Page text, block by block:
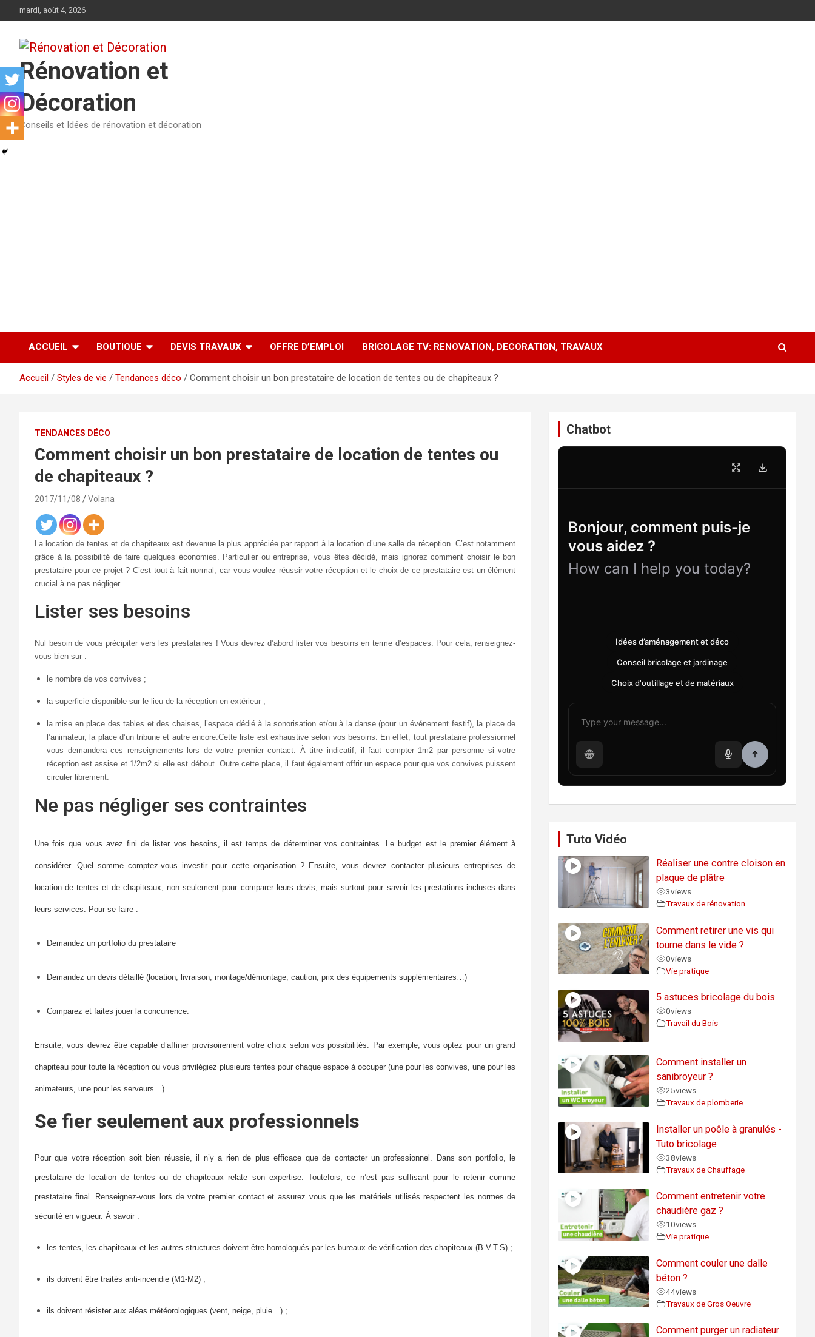
au
mardi, août 4, 2026
Rénovation et
Décoration
Conseils et Idées de rénovation et décoration
ACCUEIL BOUTIQUE DEVIS TRAVAUX OFFRE D’EMPLOI BRICOLAGE TV: RENOVATION, DECORATION, TRAVAUX
Accueil Styles de vie Tendances déco Comment choisir un bon prestataire de location de tentes ou de chapiteaux ?
TENDANCES DÉCO
Comment choisir un bon prestataire de location de tentes ou
de chapiteaux ?
2017/11/08 Volana
La location de tentes et de chapiteaux est devenue la plus appréciée par rapport à la location d’une salle de réception. C’est notamment
grâce à la possibilité de faire quelques économies. Particulier ou entreprise, vous êtes décidé, mais ignorez comment choisir le bon
prestataire pour ce projet ? C’est tout à fait normal, car vous voulez réussir votre réception et le choix de ce prestataire est un élément
crucial à ne pas négliger.
Lister ses besoins
Nul besoin de vous précipiter vers les prestataires ! Vous devrez d’abord lister vos besoins en terme d’espaces. Pour cela, renseignez-
vous bien sur :
le nombre de vos convives ;
la superficie disponible sur le lieu de la réception en extérieur ;
la mise en place des tables et des chaises, l’espace dédié à la sonorisation et/ou à la danse (pour un événement festif), la place de
l’animateur, la place d’un tribune et autre encore.Cette liste est exhaustive selon vos besoins. En effet, tout prestataire professionnel
vous demandera ces renseignements lors de votre premier contact. À titre indicatif, il faut compter 1m2 par personne si votre
réception est assise et 1/2m2 si elle est débout. Outre cette place, il faut également offrir un espace pour que vos convives puissent
circuler librement.
Ne pas négliger ses contraintes
Une fois que vous avez fini de lister vos besoins, il est temps de déterminer vos contraintes. Le budget est le premier élément à
considérer. Quel somme comptez-vous investir pour cette organisation ? Ensuite, vous devrez contacter plusieurs entreprises de
location de tentes et de chapiteaux, non seulement pour comparer leurs devis, mais surtout pour savoir les prestations incluses dans
leurs services. Pour se faire :
Demandez un portfolio du prestataire
Demandez un devis détaillé (location, livraison, montage/démontage, caution, prix des équipements supplémentaires…)
Comparez et faites jouer la concurrence.
Ensuite, vous devrez être capable d’affiner provisoirement votre choix selon vos possibilités. Par exemple, vous optez pour un grand
chapiteau pour toute la réception ou vous privilégiez plusieurs tentes pour chaque espace à occuper (une pour les convives, une pour les
animateurs, une pour les serveurs…)
Se fier seulement aux professionnels
Pour que votre réception soit bien réussie, il n’y a rien de plus efficace que de contacter un professionnel. Dans son portfolio, le
prestataire de location de tentes ou de chapiteaux relate son expertise. Toutefois, ce n’est pas suffisant pour le retenir comme
prestataire final. Renseignez-vous lors de votre premier contact et assurez vous que les matériels utilisés respectent les normes de
sécurité en vigueur. À savoir :
les tentes, les chapiteaux et les autres structures doivent être homologués par les bureaux de vérification des chapiteaux (B.V.T.S) ;
ils doivent être traités anti-incendie (M1-M2) ;
ils doivent résister aux aléas météorologiques (vent, neige, pluie…) ;
Chatbot
Bonjour, comment puis-je
vous aidez ?
How can I help you today?
Idées d’aménagement et déco
Conseil bricolage et jardinage
Choix d'outillage et de matériaux
Tuto Vidéo
Réaliser une contre cloison en
plaque de plâtre
3views
Travaux de rénovation
Comment retirer une vis qui
tourne dans le vide ?
0views
Vie pratique
5 astuces bricolage du bois
0views
Travail du Bois
Comment installer un
sanibroyeur ?
25views
Travaux de plomberie
Installer un poêle à granulés -
Tuto bricolage
38views
Travaux de Chauffage
Comment entretenir votre
chaudière gaz ?
10views
Vie pratique
Comment couler une dalle
béton ?
44views
Travaux de Gros Oeuvre
Comment purger un radiateur